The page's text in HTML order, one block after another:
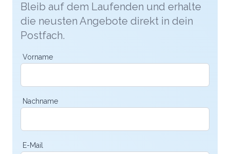
Bleib auf dem Laufenden und erhalte
die neusten Angebote direkt in dein
Postfach.
Vorname
Nachname
E-Mail